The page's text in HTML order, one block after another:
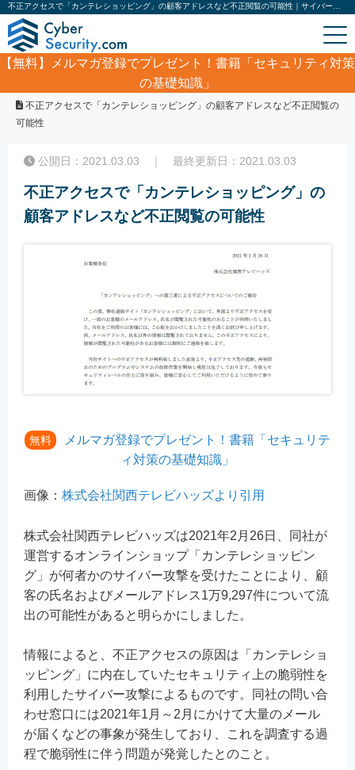
【無料】
メルマガ登録でプレゼント！書籍「セキュリティ対策
の基礎知識」
サイバーセキュリティ・情報漏洩ニュース
不正アクセスで「カンテレショッピング」の顧客アドレスなど不正閲覧の
可能性
公開日：2021.03.03 ｜ 最終更新日：2021.03.03
不正アクセスで「カンテレショッピング」の
顧客アドレスなど不正閲覧の可能性
無料
メルマガ登録でプレゼント！書籍「セキュリテ
ィ対策の基礎知識」
画像： 株式会社関西テレビハッズより引用
株式会社関西テレビハッズは2021年2月26日、同社が
運営するオンラインショップ「カンテレショッピン
グ」が何者かのサイバー攻撃を受けたことにより、顧
客の氏名およびメールアドレス1万9,297件について流
出の可能性があると明らかにしました。
情報によると、不正アクセスの原因は「カンテレショ
ッピング」に内在していたセキュリティ上の脆弱性を
利用したサイバー攻撃によるものです。同社の問い合
わせ窓口には2021年1月～2月にかけて大量のメール
が届くなどの事象が発生しており、これを調査する過
程で脆弱性に伴う問題が発覚したとのこと。